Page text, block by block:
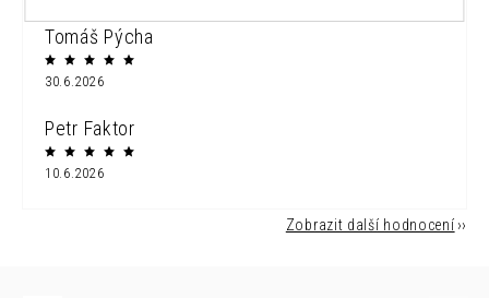
Tomáš Pýcha
30.6.2026
Petr Faktor
10.6.2026
Zobrazit další hodnocení